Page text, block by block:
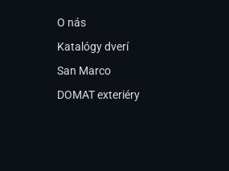
O nás
Katalógy dverí
San Marco
DOMAT exteriéry